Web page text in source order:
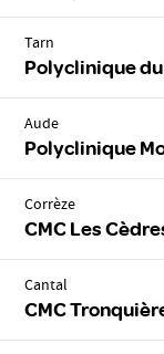
Tarn
Polyclinique
Aude
Polyclinique
Corrèze
CMC Les
Cantal
CMC